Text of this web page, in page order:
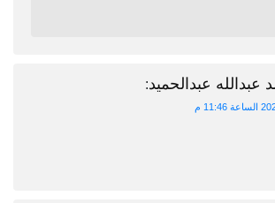
عبدالله عبدالحميد: